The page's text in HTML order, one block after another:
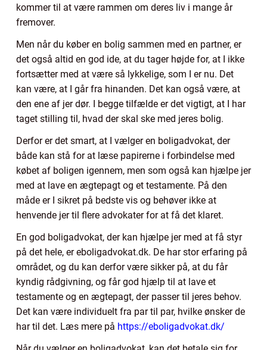
kommer til at være rammen om deres liv i mange år
fremover.
Men når du køber en bolig sammen med en partner, er
det også altid en god ide, at du tager højde for, at I ikke
fortsætter med at være så lykkelige, som I er nu. Det
kan være, at I går fra hinanden. Det kan også være, at
den ene af jer dør. I begge tilfælde er det vigtigt, at I har
taget stilling til, hvad der skal ske med jeres bolig.
Derfor er det smart, at I vælger en boligadvokat, der
både kan stå for at læse papirerne i forbindelse med
købet af boligen igennem, men som også kan hjælpe jer
med at lave en ægtepagt og et testamente. På den
måde er I sikret på bedste vis og behøver ikke at
henvende jer til flere advokater for at få det klaret.
En god boligadvokat, der kan hjælpe jer med at få styr
på det hele, er eboligadvokat.dk. De har stor erfaring på
området, og du kan derfor være sikker på, at du får
kyndig rådgivning, og får god hjælp til at lave et
testamente og en ægtepagt, der passer til jeres behov.
Det kan være individuelt fra par til par, hvilke ønsker de
har til det. Læs mere på https://eboligadvokat.dk/